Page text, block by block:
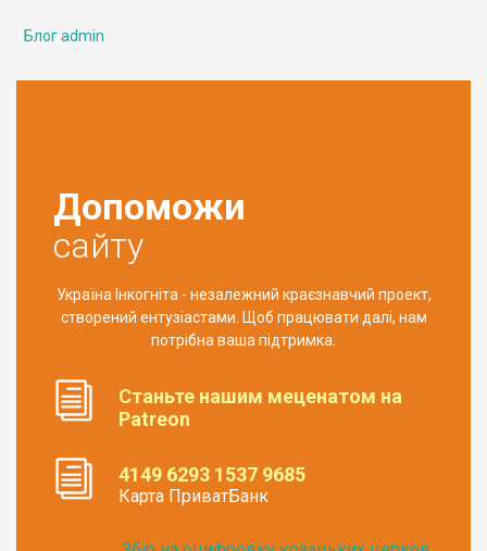
Блог admin
Допоможи
сайту
Україна Інкогніта - незалежний краєзнавчий проект,
створений ентузіастами. Щоб працювати далі, нам
потрібна ваша підтримка.
Станьте нашим меценатом на
Patreon
4149 6293 1537 9685
Карта ПриватБанк